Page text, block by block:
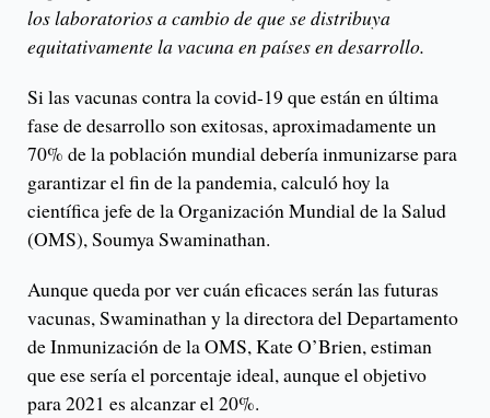
los laboratorios a cambio de que se distribuya
equitativamente la vacuna en países en desarrollo.
Si las vacunas contra la covid-19 que están en última
fase de desarrollo son exitosas, aproximadamente un
70% de la población mundial debería inmunizarse para
garantizar el fin de la pandemia, calculó hoy la
científica jefe de la Organización Mundial de la Salud
(OMS), Soumya Swaminathan.
Aunque queda por ver cuán eficaces serán las futuras
vacunas, Swaminathan y la directora del Departamento
de Inmunización de la OMS, Kate O’Brien, estiman
que ese sería el porcentaje ideal, aunque el objetivo
para 2021 es alcanzar el 20%.